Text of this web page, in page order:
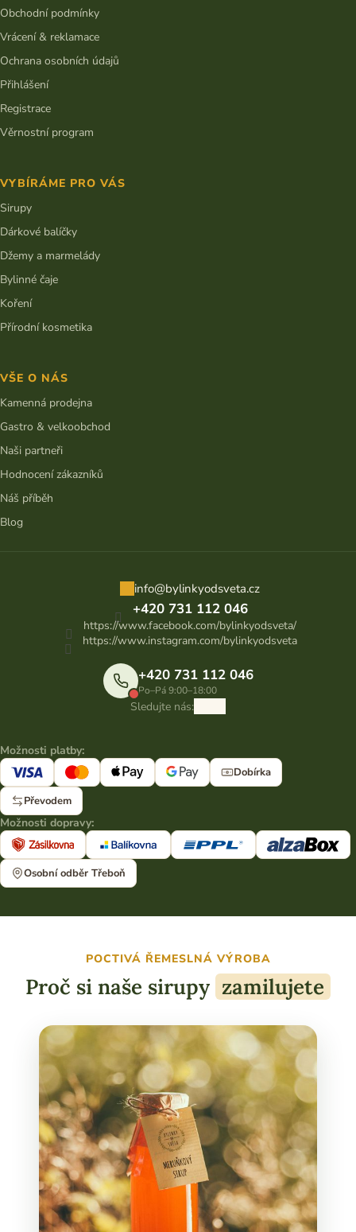
info@bylinkyodsveta.cz
+420 731 112 046
https://www.facebook.com/bylinkyodsveta/
https://www.instagram.com/bylinkyodsveta
+420 731 112 046
Po–Pá 9:00–18:00
Sledujte nás:
Obchodní podmínky
Vrácení & reklamace
Ochrana osobních údajů
Přihlášení
Registrace
Věrnostní program
VYBÍRÁME PRO VÁS
Sirupy
Dárkové balíčky
Džemy a marmelády
Bylinné čaje
Koření
Přírodní kosmetika
VŠE O NÁS
Kamenná prodejna
Gastro & velkoobchod
Naši partneři
Hodnocení zákazníků
Náš příběh
Blog
Možnosti platby:
Dobírka
Převodem
Možnosti dopravy:
Osobní odběr Třeboň
POCTIVÁ ŘEMESLNÁ VÝROBA
Proč si naše sirupy zamilujete